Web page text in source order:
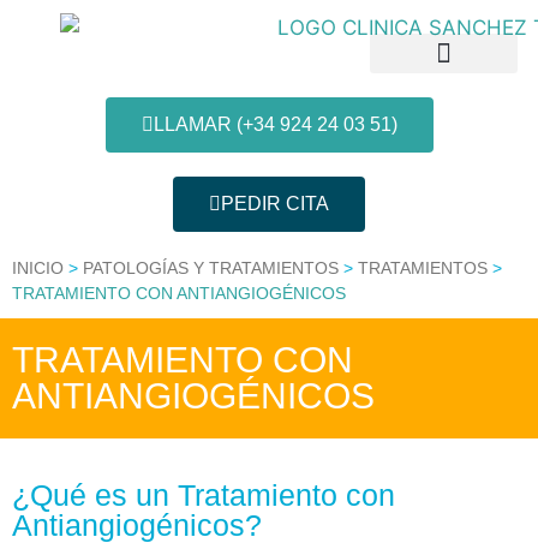
LLAMAR (+34 924 24 03 51)
PEDIR CITA
INICIO > PATOLOGÍAS Y TRATAMIENTOS > TRATAMIENTOS >
TRATAMIENTO CON ANTIANGIOGÉNICOS
TRATAMIENTO CON
ANTIANGIOGÉNICOS
¿Qué es un Tratamiento con
Antiangiogénicos?